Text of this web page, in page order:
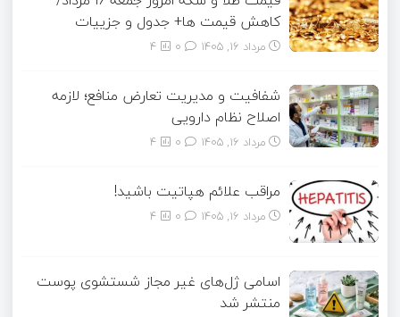
کاهش قیمت ها+ جدول و جزییات
مرداد ۱۶, ۱۴۰۵ 4
شفافیت و مدیریت تعارض منافع؛ لازمه
اصلاح نظام دارویی
مرداد ۱۶, ۱۴۰۵ 4
مراقب علائم هپاتیت باشید!
مرداد ۱۶, ۱۴۰۵ 4
اسامی ژل‌های غیر مجاز شستشوی پوست
منتشر شد